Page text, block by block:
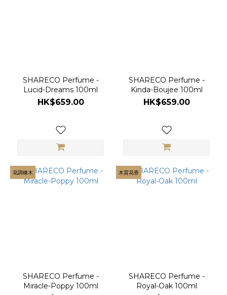
SHARECO Perfume -
Lucid-Dreams 100ml
HK$659.00
SHARECO Perfume -
Kinda-Boujee 100ml
HK$659.00
花調橡木
SHARECO Perfume -
Miracle-Poppy 100ml
木質花香
SHARECO Perfume -
Royal-Oak 100ml